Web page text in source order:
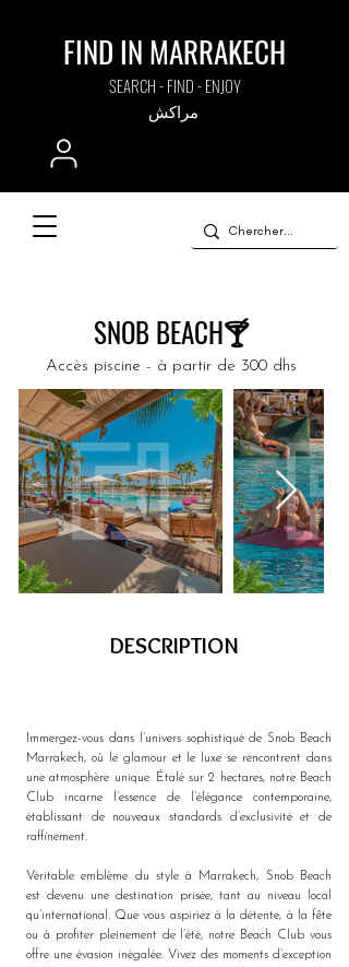
FIND IN MARRAKECH
SEARCH - FIND - ENJOY
مراكش
SNOB BEACH🍸
Accès piscine - à partir de 300 dhs
DESCRIPTION
Immergez-vous dans l’univers sophistiqué de Snob Beach
Marrakech, où le glamour et le luxe se rencontrent dans
une atmosphère unique. Étalé sur 2 hectares, notre Beach
Club incarne l’essence de l’élégance contemporaine,
établissant de nouveaux standards d’exclusivité et de
raffinement.
Véritable emblème du style à Marrakech, Snob Beach
est devenu une destination prisée, tant au niveau local
qu’international. Que vous aspiriez à la détente, à la fête
ou à profiter pleinement de l’été, notre Beach Club vous
offre une évasion inégalée. Vivez des moments d’exception